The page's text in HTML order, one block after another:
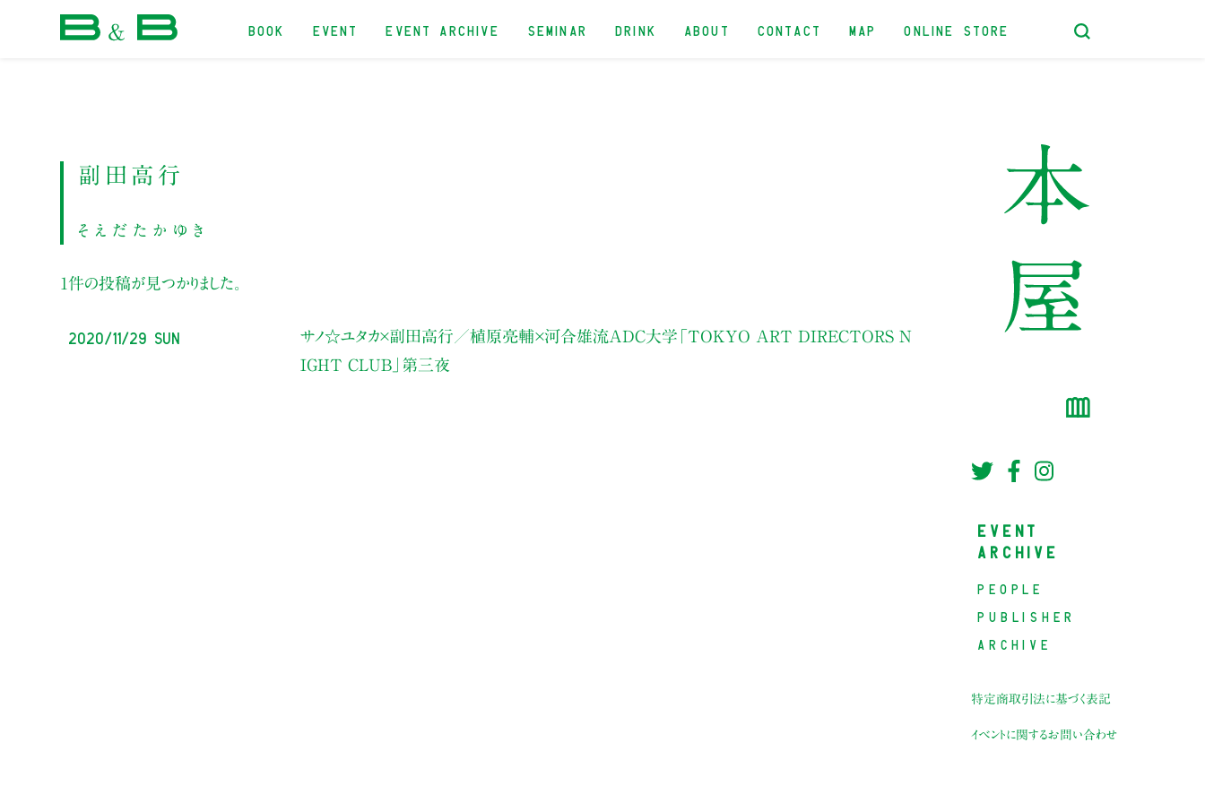
BOOK EVENT EVENT ARCHIVE SEMINAR DRINK ABOUT CONTACT MAP ONLINE STORE
副田高行
そえだたかゆき
1件の投稿が見つかりました。
2020/11/29 Sun サノ☆ユタカ×副田高行／植原亮輔×河合雄流 ADC大学「TOKYO ART DIRECTORS N
IGHT CLUB」第三夜
EVENT
ARCHIVE
PEOPLE
PUBLISHER
ARCHIVE
特定商取引法に基づく表記
イベントに関するお問い合わせ